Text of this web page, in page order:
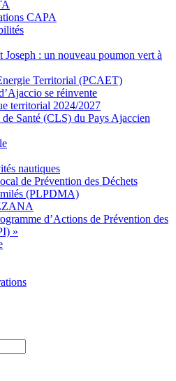
CAPA
Joseph : un nouveau poumon vert à
Territorial (PCAET)
se réinvente
territorial 2024/2027
Santé (CLS) du Pays Ajaccien
nautiques
de Prévention des Déchets
(PLPDMA)
d’Actions de Prévention des
»